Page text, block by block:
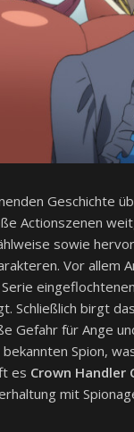
Geschichte
Actionszenen
sowie
Vor allem
Schließlich birgt
Gefahr für Ange
Spion,
es Crown Handler
mit